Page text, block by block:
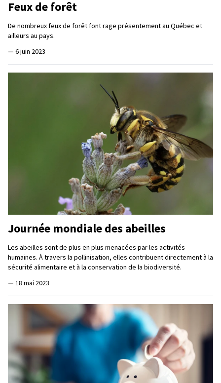
Feux de forêt
De nombreux feux de forêt font rage présentement au Québec et
ailleurs au pays.
— 6 juin 2023
Journée mondiale des abeilles
Les abeilles sont de plus en plus menacées par les activités
humaines. À travers la pollinisation, elles contribuent directement à la
sécurité alimentaire et à la conservation de la biodiversité.
— 18 mai 2023